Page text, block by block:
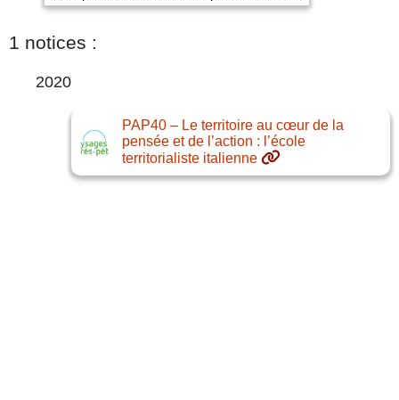
1 notices :
2020
PAP40 – Le territoire au cœur de la
pensée et de l’action : l’école
territorialiste italienne